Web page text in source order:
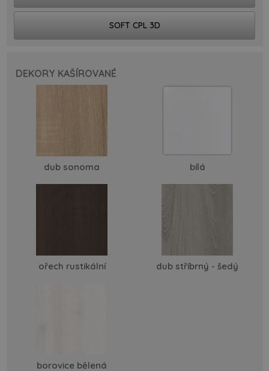
SOFT CPL 3D
DEKORY KAŠÍROVANÉ
dub sonoma bílá
ořech rustikální dub stříbrný - šedý
borovice bělená